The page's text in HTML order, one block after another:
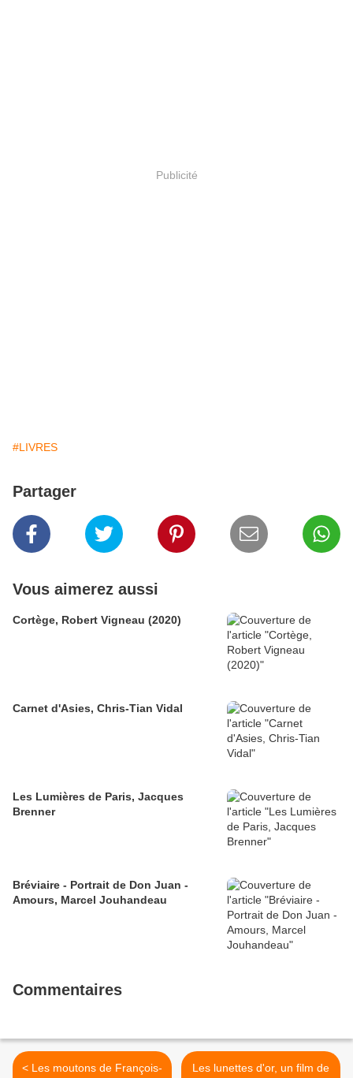
Publicité
#LIVRES
Partager
Vous aimerez aussi
Cortège, Robert Vigneau (2020)
Carnet d'Asies, Chris-Tian Vidal
Les Lumières de Paris, Jacques
Brenner
Bréviaire - Portrait de Don Juan -
Amours, Marcel Jouhandeau
Commentaires
< Les moutons de François-
Les lunettes d'or, un film de